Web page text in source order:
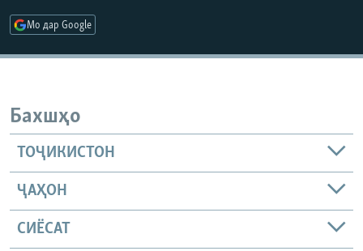
Мо дар Google
Бахшҳо
ТОҶИКИСТОН
ҶАҲОН
СИЁСАТ